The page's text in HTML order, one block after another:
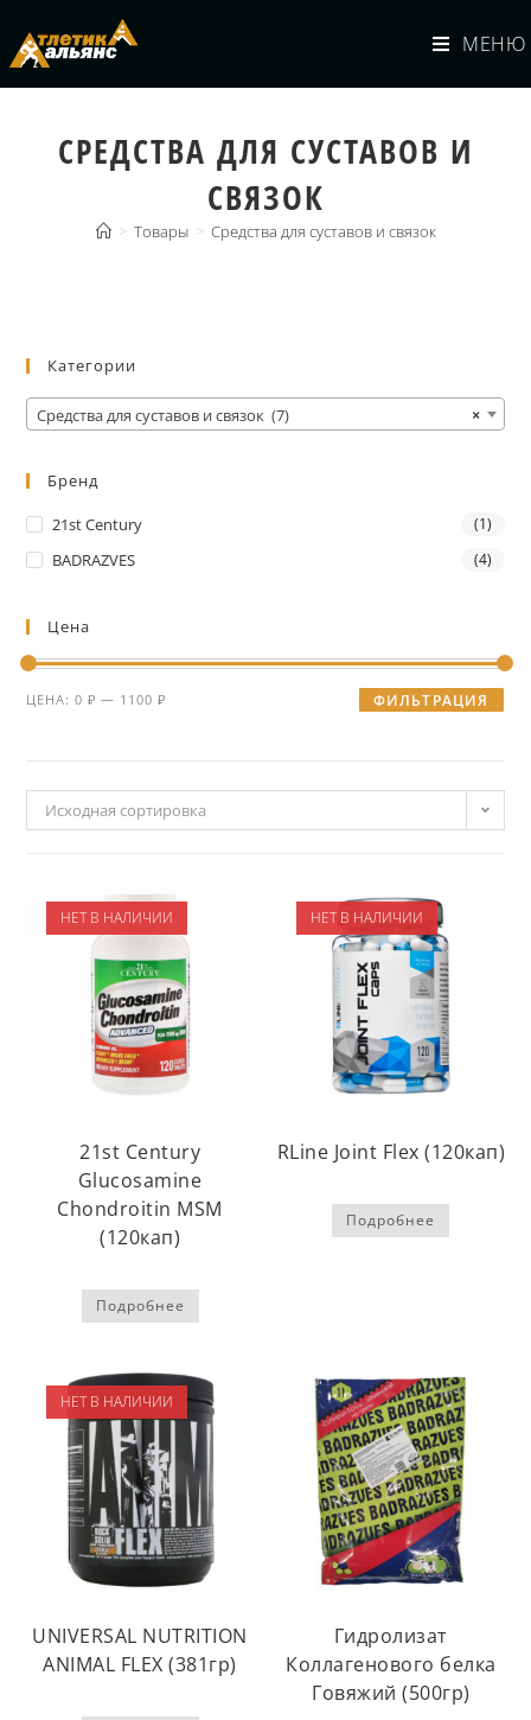
МЕНЮ
СРЕДСТВА ДЛЯ СУСТАВОВ И
СВЯЗОК
> Товары > Средства для суставов и связок
Категории
×
Средства для суставов и связок (7)
Бренд
21st Century (1)
BADRAZVES (4)
Цена
ФИЛЬТРАЦИЯ
ЦЕНА:0 ₽ — 1100 ₽
Исходная сортировка
НЕТ В НАЛИЧИИ
21st Century
Glucosamine
Chondroitin MSM
(120кап)
Подробнее
НЕТ В НАЛИЧИИ
RLine Joint Flex (120кап)
Подробнее
НЕТ В НАЛИЧИИ
UNIVERSAL NUTRITION
ANIMAL FLEX (381гр)
Гидролизат
Коллагенового белка
Говяжий (500гр)